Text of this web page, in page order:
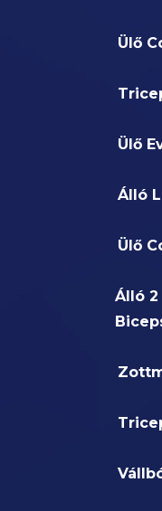
Ülő
Ülő
Álló
Ülő
Álló 2